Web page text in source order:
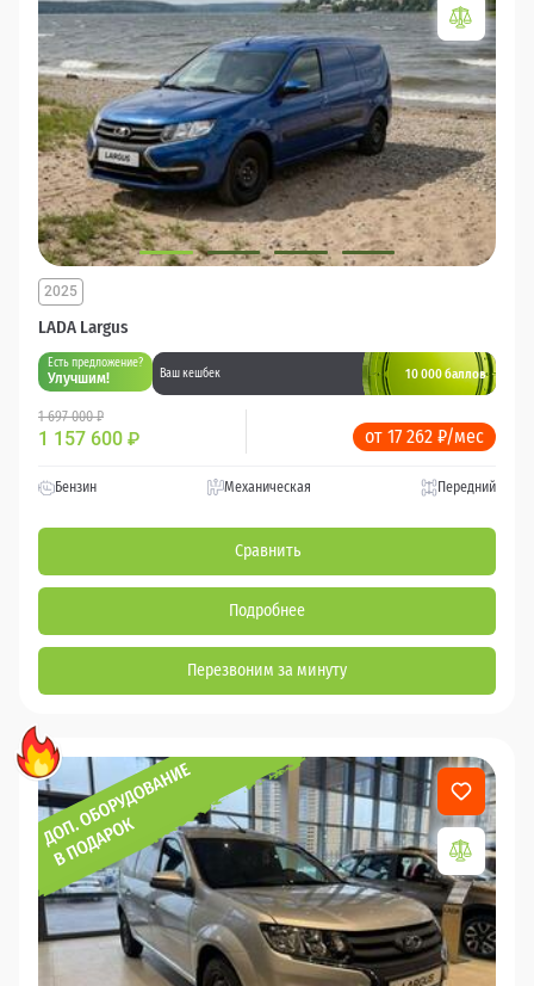
LADA Largus
2025
Есть предложение?
Улучшим! Ваш кешбек 10 000 баллов
1 697 000 ₽
1 157 600 ₽ от 17 262 ₽/мес
Бензин Механическая Передний
Сравнить
Подробнее
Перезвоним за минуту